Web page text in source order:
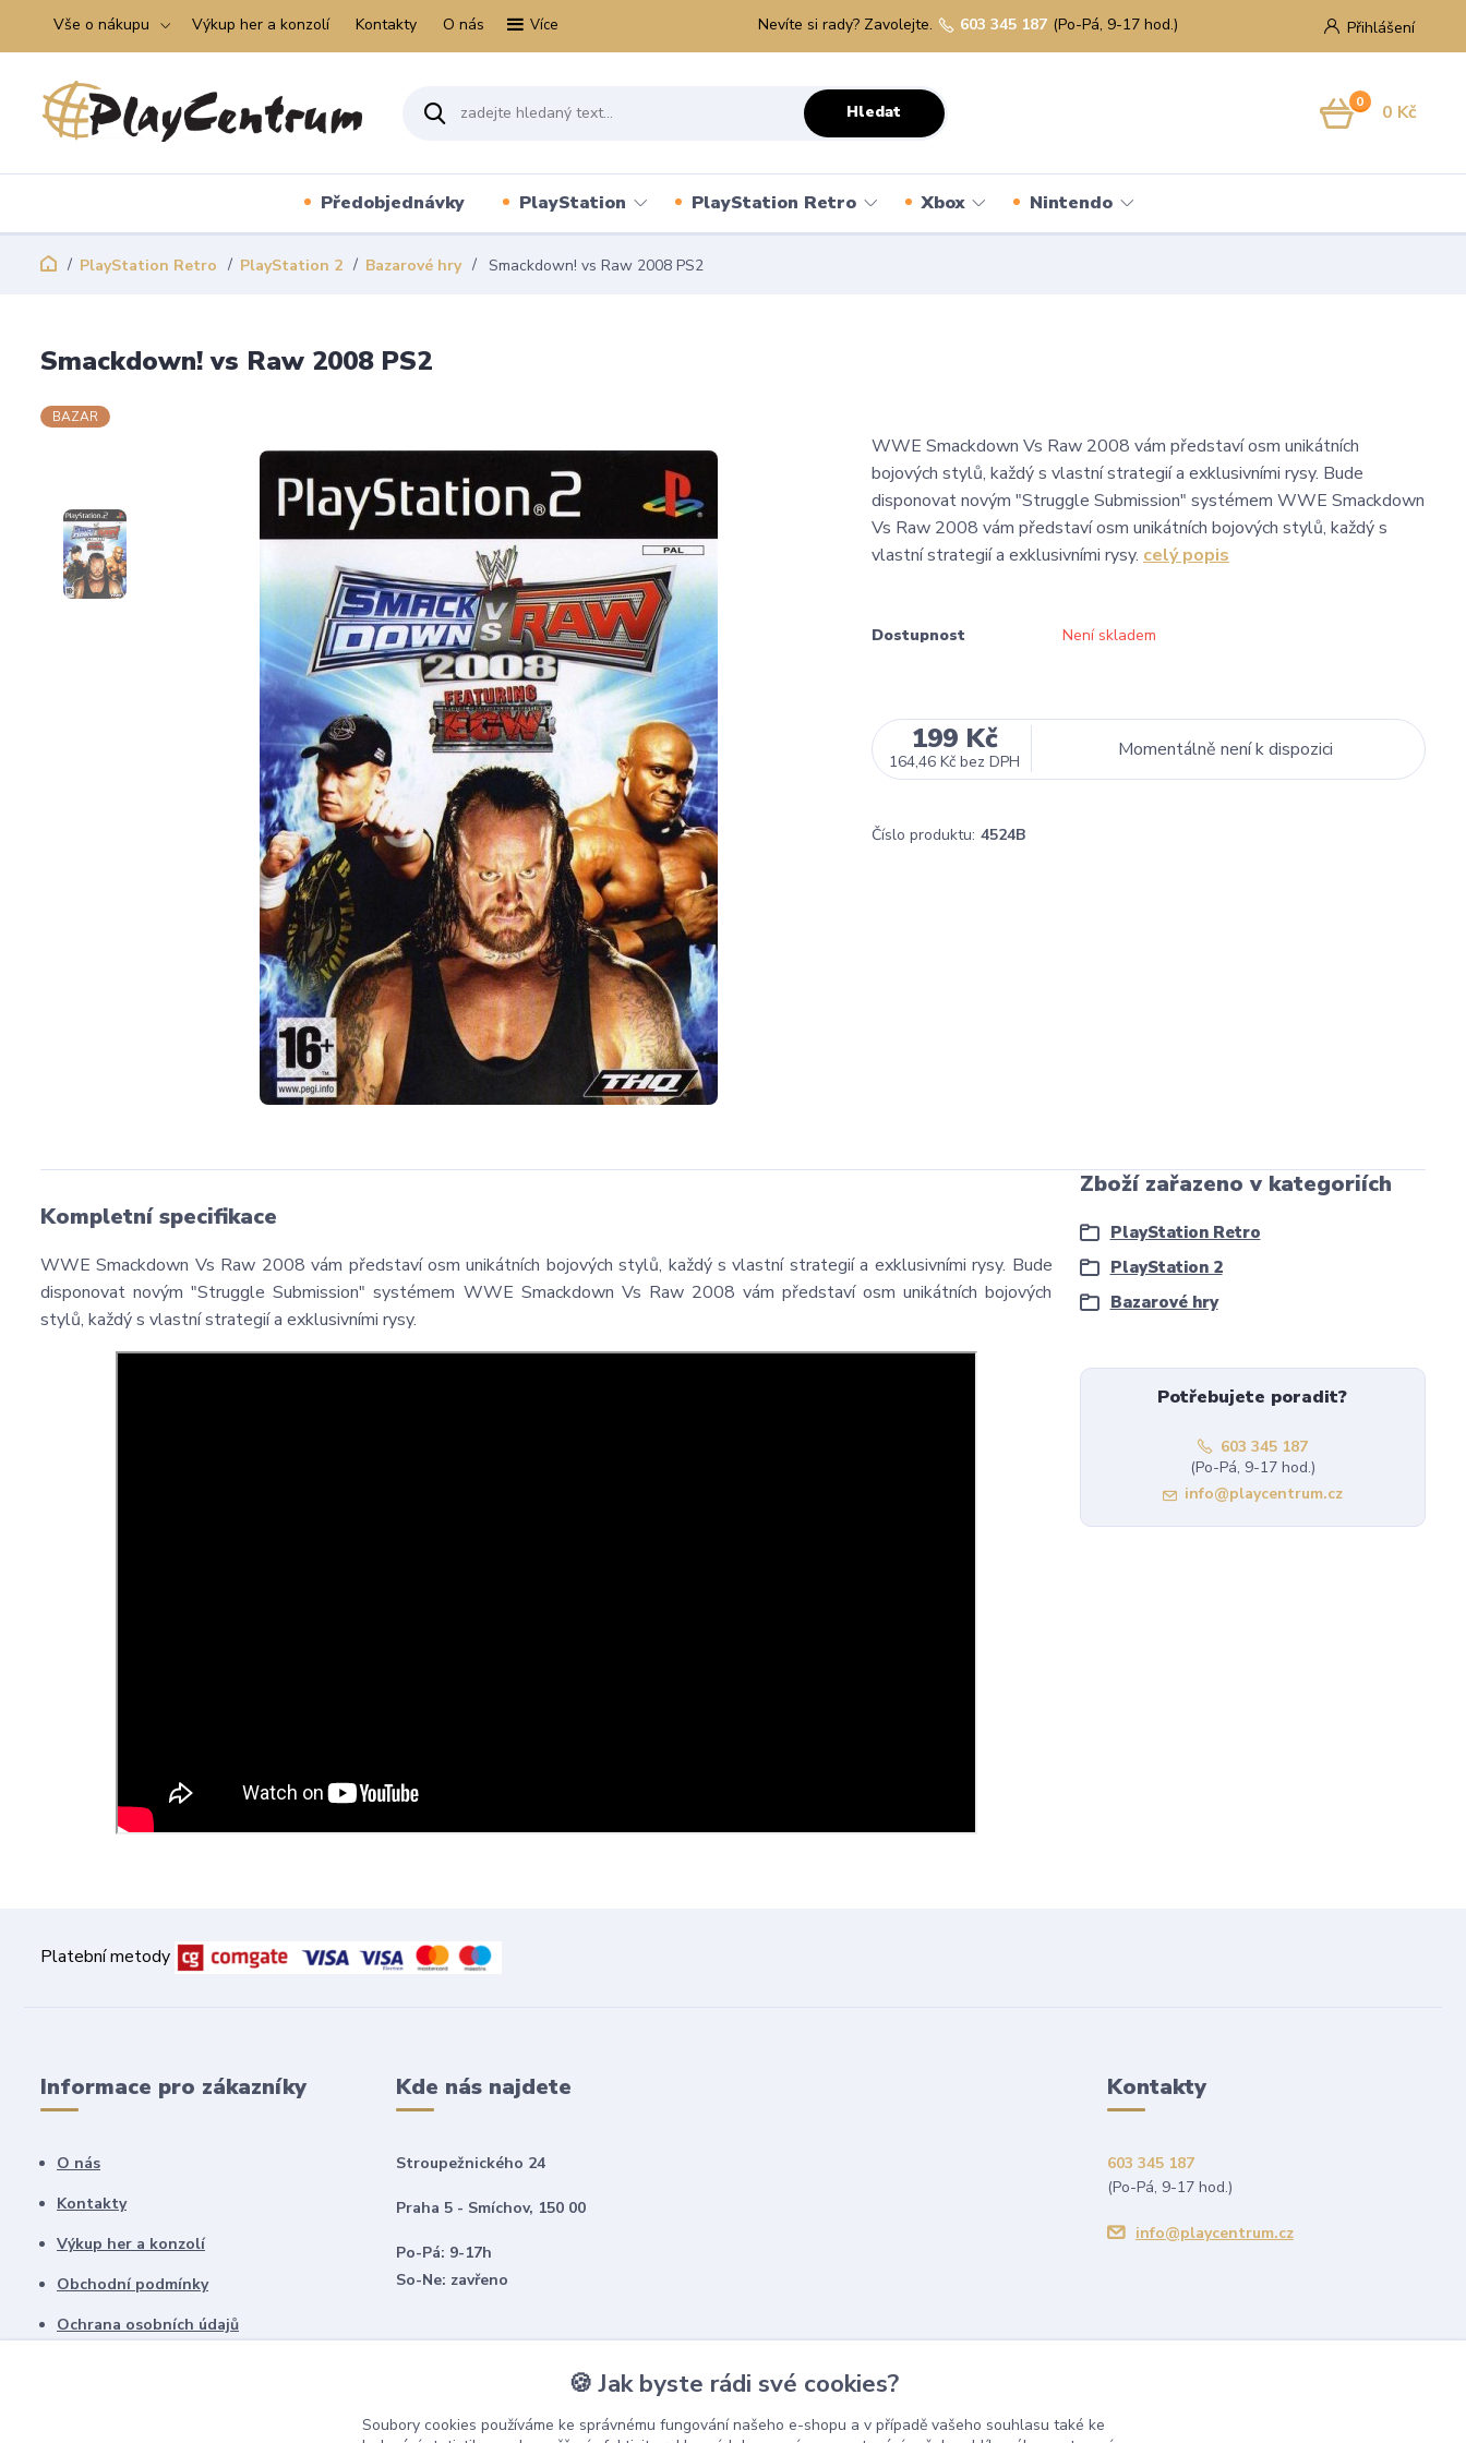
Vše o nákupu Výkup her a konzolí Kontakty O nás Více Přihlášení
Hledat
Nevíte si rady? Zavolejte. 603 345 187 (Po-Pá, 9-17 hod.)
0 0 Kč
Předobjednávky PlayStation PlayStation Retro Xbox Nintendo
PlayStation Retro PlayStation 2 Bazarové hry Smackdown! vs Raw 2008 PS2
Smackdown! vs Raw 2008 PS2
BAZAR
WWE Smackdown Vs Raw 2008 vám představí osm unikátních
bojových stylů, každý s vlastní strategií a exklusivními rysy. Bude
disponovat novým "Struggle Submission" systémem WWE Smackdown
Vs Raw 2008 vám představí osm unikátních bojových stylů, každý s
vlastní strategií a exklusivními rysy. celý popis
Dostupnost Není skladem
199 Kč
164,46 Kč bez DPH
Momentálně není k dispozici
Číslo produktu: 4524B
Kompletní specifikace
WWE Smackdown Vs Raw 2008 vám představí osm unikátních bojových stylů, každý s vlastní strategií a exklusivními rysy. Bude
disponovat novým "Struggle Submission" systémem WWE Smackdown Vs Raw 2008 vám představí osm unikátních bojových
stylů, každý s vlastní strategií a exklusivními rysy.
Zboží zařazeno v kategoriích
PlayStation Retro
PlayStation 2
Bazarové hry
Potřebujete poradit?
603 345 187
(Po-Pá, 9-17 hod.)
info@playcentrum.cz
Platební metody
Informace pro zákazníky
O nás
Kontakty
Výkup her a konzolí
Obchodní podmínky
Ochrana osobních údajů
Kde nás najdete
Stroupežnického 24
Praha 5 - Smíchov, 150 00
Po-Pá: 9-17h
So-Ne: zavřeno
Kontakty
603 345 187
(Po-Pá, 9-17 hod.)
info@playcentrum.cz
🍪 Jak byste rádi své cookies?
Soubory cookies používáme ke správnému fungování našeho e-shopu a v případě vašeho souhlasu také ke